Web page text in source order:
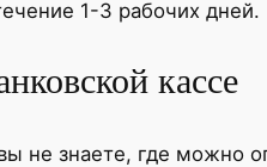
1-3 рабочих дней.
кассе
не знаете, где можно